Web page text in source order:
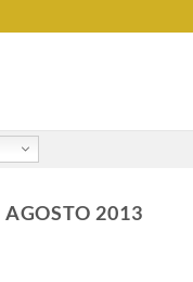
AGOSTO 2013